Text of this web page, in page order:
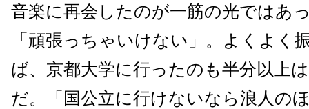
音楽に再会したのが一筋の光ではあ
「頑張っちゃいけない」。よくよく
ば、京都大学に行ったのも半分以上
だ。「国公立に行けないなら浪人の